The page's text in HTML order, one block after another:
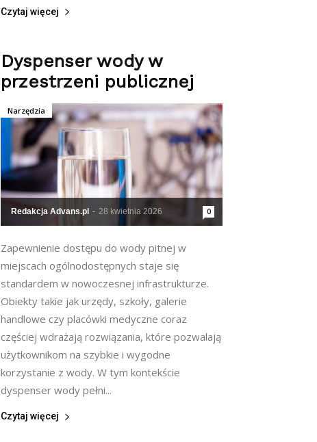
Czytaj więcej
Dyspenser wody w
przestrzeni publicznej
Redakcja Advans.pl - 28 kwietnia 2026 0
Narzędzia
Zapewnienie dostępu do wody pitnej w
miejscach ogólnodostępnych staje się
standardem w nowoczesnej infrastrukturze.
Obiekty takie jak urzędy, szkoły, galerie
handlowe czy placówki medyczne coraz
częściej wdrażają rozwiązania, które pozwalają
użytkownikom na szybkie i wygodne
korzystanie z wody. W tym kontekście
dyspenser wody pełni...
Czytaj więcej